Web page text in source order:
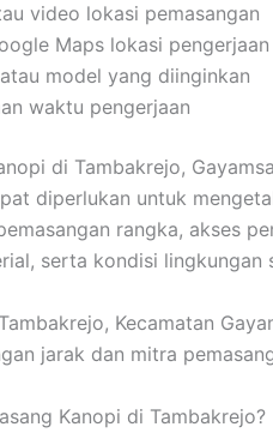
video lokasi pemasangan
Maps lokasi pengerjaan
model yang diinginkan
waktu pengerjaan
di Tambakrejo,
diperlukan untuk
rangka, akses
serta kondisi lingkungan
Kecamatan
jarak dan mitra
Kanopi di Tambakrejo?